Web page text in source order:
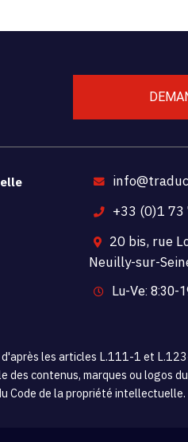
+33 (0)1 73
20 bis, rue
Neuilly-sur-
Lu-Ve: 8:30-
les articles L.111-1 et
contenus, marques ou logos
Code de la propriété intellectuelle.